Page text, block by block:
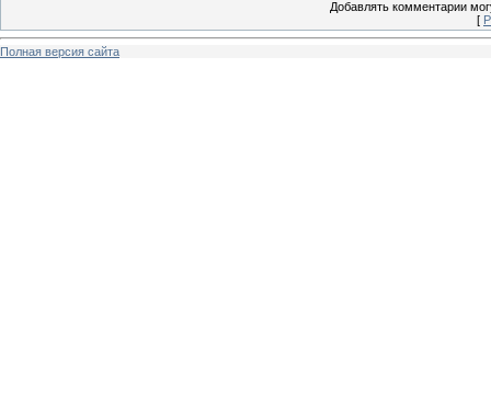
Добавлять комментарии
[
Полная версия сайта